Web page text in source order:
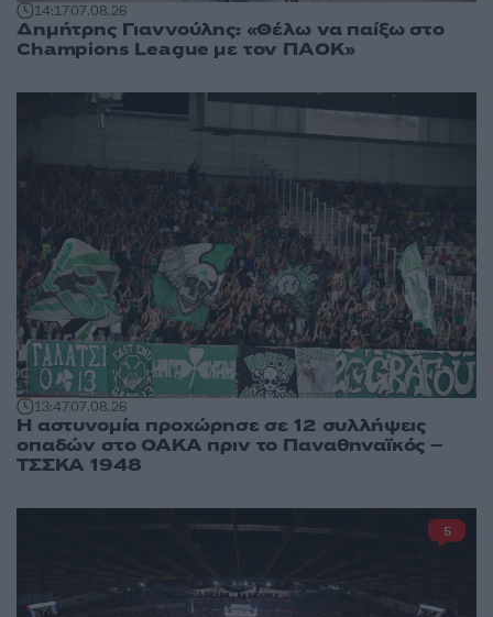
14:1707.08.26
Δημήτρης Γιαννούλης: «Θέλω να παίξω στο
Champions League με τον ΠΑΟΚ»
13:4707.08.26
Η αστυνομία προχώρησε σε 12 συλλήψεις
οπαδών στο ΟΑΚΑ πριν το Παναθηναϊκός –
ΤΣΣΚΑ 1948
5